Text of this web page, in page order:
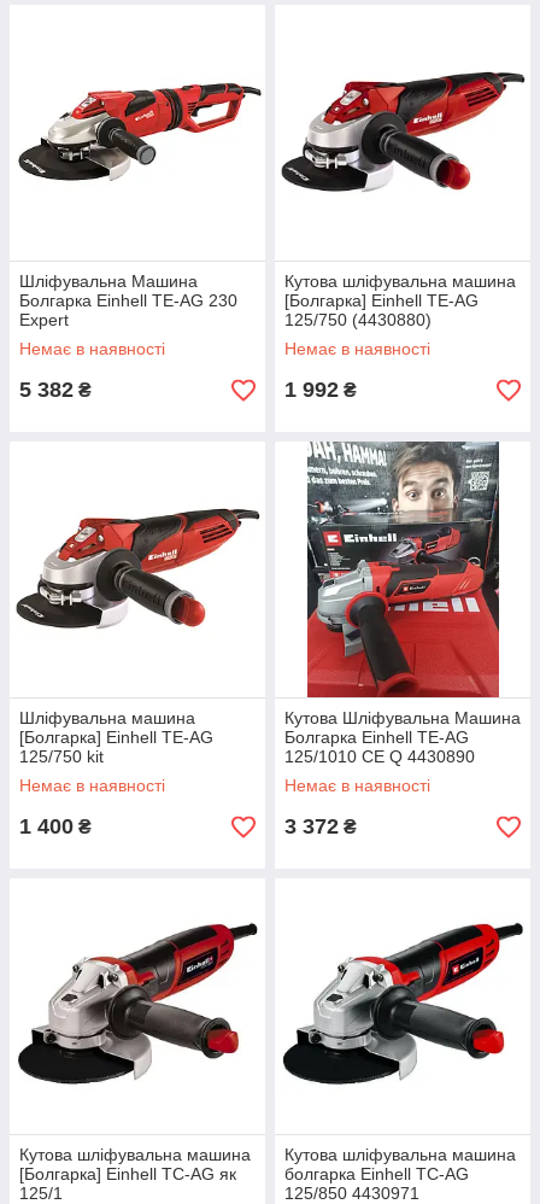
Шліфувальна Машина
Болгарка Einhell TE-AG 230
Expert
Немає в наявності
5 382 ₴
Кутова шліфувальна машина
[Болгарка] Einhell TE-AG
125/750 (4430880)
Немає в наявності
1 992 ₴
Шліфувальна машина
[Болгарка] Einhell TE-AG
125/750 kit
Немає в наявності
1 400 ₴
Кутова Шліфувальна Машина
Болгарка Einhell TE-AG
125/1010 CE Q 4430890
Немає в наявності
3 372 ₴
Кутова шліфувальна машина
[Болгарка] Einhell TC-AG як
125/1
Кутова шліфувальна машина
болгарка Einhell TC-AG
125/850 4430971